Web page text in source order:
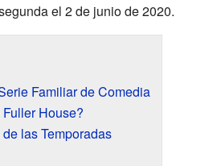
el 2 de junio de 2020.
Familiar de Comedia
House?
las Temporadas